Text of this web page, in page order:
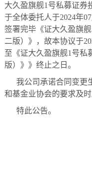
大久盈旗舰1号私募证券
于全体委托人于2024年
签署完毕《证大久盈旗
二版）》，故本协议于
至《证大久盈旗舰1号私
版）》》终止之日。
我公司承诺合同变更
和基金业协会的要求及
特此公告。